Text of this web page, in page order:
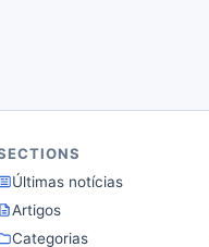
Últimas notícias
Artigos
Categorias